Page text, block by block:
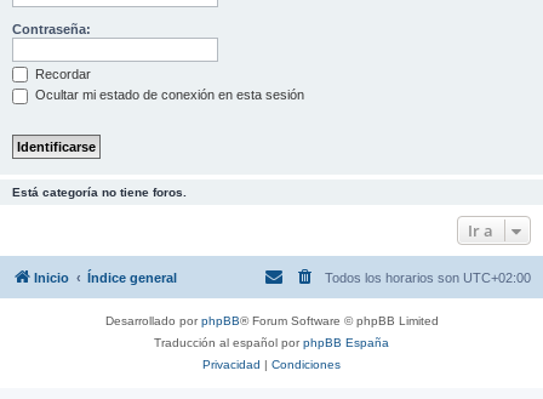
Contraseña:
Recordar
Ocultar mi estado de conexión en esta sesión
Está categoría no tiene foros.
Ir a
Inicio Índice general Todos los horarios son UTC+02:00
Desarrollado porphpBB® Forum Software © phpBB Limited
Traducción al español porphpBB España
Privacidad | Condiciones